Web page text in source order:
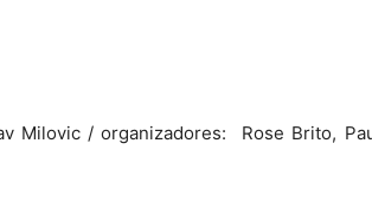
/ organizadores: Rose Brito,